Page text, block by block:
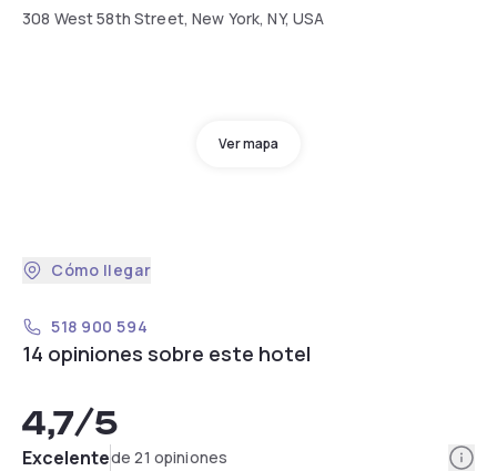
308 West 58th Street, New York, NY, USA
Ver mapa
Cómo llegar
518 900 594
14 opiniones sobre este hotel
4,7/5
Excelentede 21 opiniones